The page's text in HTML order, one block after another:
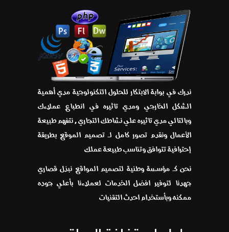
ندرك في بوابة الابتكار للحلول التكنولوجية مدي أهمية
الشكل الخارجي ومدي تاثيره في انطباع عملاءك
وبالتالي مدي تاثيره علي نشاطك التجاري , نتفهم طبيعة
الأعمال ونقدم تصور كامل لـ تصميم الموقع بطريقة
إحترافية تتوافق وتناسب طبيعة عملك
نحن كـ مؤسسة وطنية لتصميم المواقع نبذل قصاري
جهدنا لتوفير افضل الخدمات لعملاءنا بأعلي جوده
ممكنه وبأستخدام احدث التقنيات